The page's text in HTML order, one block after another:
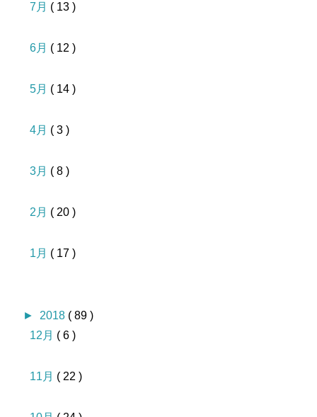
7月 ( 13 )
6月 ( 12 )
5月 ( 14 )
4月 ( 3 )
3月 ( 8 )
2月 ( 20 )
1月 ( 17 )
► 2018 ( 89 )
12月 ( 6 )
11月 ( 22 )